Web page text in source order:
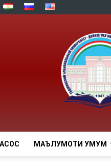
АСОСӢ МАЪЛУМОТИ УМУМӢ